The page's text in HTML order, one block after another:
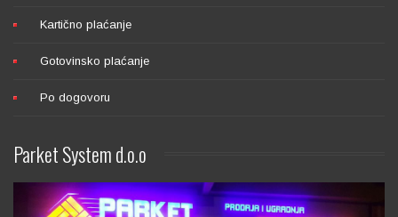
Kartično plaćanje
Gotovinsko plaćanje
Po dogovoru
ParketSystem d.o.o